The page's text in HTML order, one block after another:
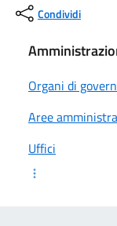
Condividi
Organi di
Aree
Uffici